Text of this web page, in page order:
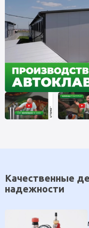
Качественные
надежности